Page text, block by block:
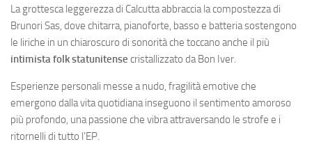
La grottesca leggerezza di Calcutta abbraccia la compostezza di
Brunori Sas, dove chitarra, pianoforte, basso e batteria sostengono
le liriche in un chiaroscuro di sonorità che toccano anche il più
intimista folk statunitense cristallizzato da Bon Iver.
Esperienze personali messe a nudo, fragilità emotive che
emergono dalla vita quotidiana inseguono il sentimento amoroso
più profondo, una passione che vibra attraversando le strofe e i
ritornelli di tutto l’EP.